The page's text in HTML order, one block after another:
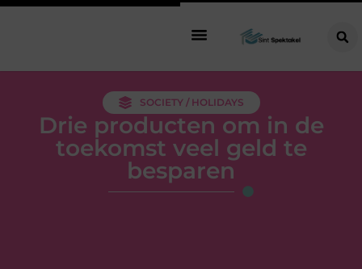
SOCIETY / HOLIDAYS
Drie producten om in de
toekomst veel geld te
besparen